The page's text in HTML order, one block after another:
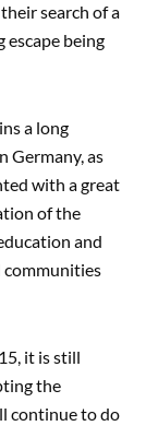
search of a
being
a long
Germany, as
with a great
of the
and
communities
it is still
the
continue to do